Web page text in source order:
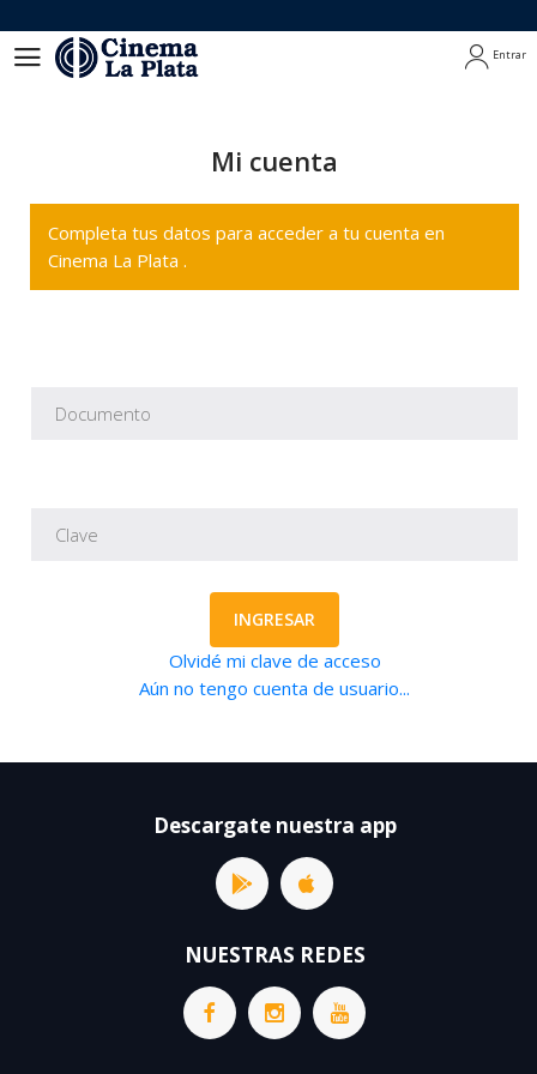
Entrar
Mi cuenta
Completa tus datos para acceder a tu cuenta en
Cinema La Plata .
INGRESAR
Olvidé mi clave de acceso
Aún no tengo cuenta de usuario...
Descargate nuestra app
NUESTRAS REDES